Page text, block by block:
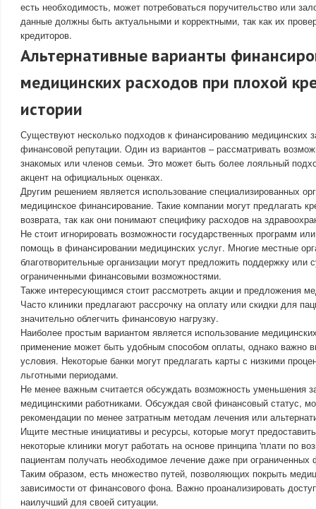
есть необходимость, может потребоваться поручительство или
данные должны быть актуальными и корректными, так как их
кредиторов.
Альтернативные варианты
медицинских расходов при плохой
истории
Существуют несколько подходов к финансированию медицинских
финансовой репутации. Один из вариантов – рассматривать
знакомых или членов семьи. Это может быть более лояльный
акцент на официальных оценках.
Другим решением является использование специализированных
медицинское финансирование. Такие компании могут предлагать
возврата, так как они понимают специфику расходов на
Не стоит игнорировать возможности государственных программ
помощь в финансировании медицинских услуг. Многие местные
благотворительные организации могут предложить поддержку
ограниченными финансовыми возможностями.
Также интересующимся стоит рассмотреть акции и предложения
Часто клиники предлагают рассрочку на оплату или скидки для
значительно облегчить финансовую нагрузку.
Наиболее простым вариантом является использование
применение может быть удобным способом оплаты, однако важно
условия. Некоторые банки могут предлагать карты с низкими
льготными периодами.
Не менее важным считается обсуждать возможность уменьшения
медицинскими работниками. Обсуждая свой финансовый статус,
рекомендации по менее затратным методам лечения или
Ищите местные инициативы и ресурсы, которые могут
некоторые клиники могут работать на основе принципа 'плати по
пациентам получать необходимое лечение даже при
Таким образом, есть множество путей, позволяющих покрыть
зависимости от финансового фона. Важно проанализировать
наилучший для своей ситуации.